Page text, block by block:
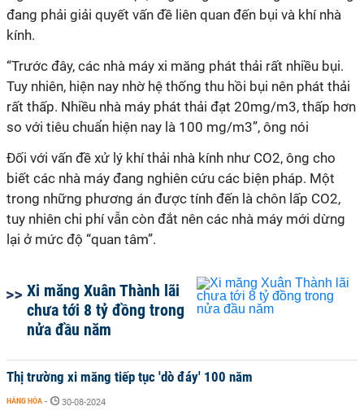
đang phải giải quyết vấn đề liên quan đến bụi và khí nhà
kính.
“Trước đây, các nhà máy xi măng phát thải rất nhiều bụi.
Tuy nhiên, hiện nay nhờ hệ thống thu hồi bụi nên phát thải
rất thấp. Nhiều nhà máy phát thải đạt 20mg/m3, thấp hơn
so với tiêu chuẩn hiện nay là 100 mg/m3”, ông nói
Đối với vấn đề xử lý khí thải nhà kính như CO2, ông cho
biết các nhà máy đang nghiên cứu các biện pháp. Một
trong những phương án được tính đến là chôn lấp CO2,
tuy nhiên chi phí vẫn còn đắt nên các nhà máy mới dừng
lại ở mức độ “quan tâm”.
Xi măng Xuân Thành lãi
chưa tới 8 tỷ đồng trong
nửa đầu năm
Thị trường xi măng tiếp tục 'dò đáy' 100 năm
HÀNG HÓA - 30-08-2024